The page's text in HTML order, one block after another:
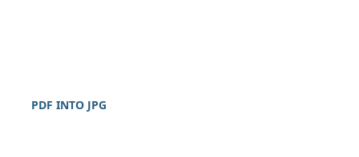
PDF INTO JPG